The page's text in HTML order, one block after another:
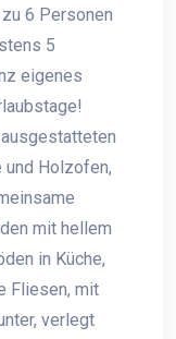
6 Personen
5
eigenes
und Holzofen,
mit hellem
in Küche,
Fliesen, mit
verlegt